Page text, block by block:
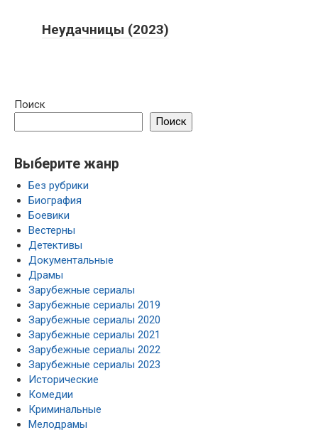
Неудачницы (2023)
Поиск
Поиск
Выберите жанр
Без рубрики
Биография
Боевики
Вестерны
Детективы
Документальные
Драмы
Зарубежные сериалы
Зарубежные сериалы 2019
Зарубежные сериалы 2020
Зарубежные сериалы 2021
Зарубежные сериалы 2022
Зарубежные сериалы 2023
Исторические
Комедии
Криминальные
Мелодрамы